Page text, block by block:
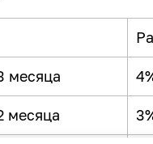
месяца
месяца